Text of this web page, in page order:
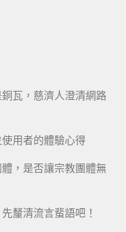
瓦，慈濟人澄清網路
使用者的體驗心得
，是否讓宗教團體無
釐清流言蜚語吧！